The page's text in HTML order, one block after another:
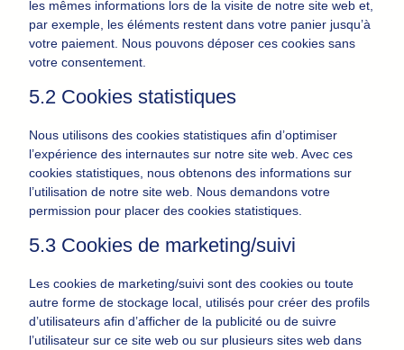
les mêmes informations lors de la visite de notre site web et,
par exemple, les éléments restent dans votre panier jusqu’à
votre paiement. Nous pouvons déposer ces cookies sans
votre consentement.
5.2 Cookies statistiques
Nous utilisons des cookies statistiques afin d’optimiser
l’expérience des internautes sur notre site web. Avec ces
cookies statistiques, nous obtenons des informations sur
l’utilisation de notre site web. Nous demandons votre
permission pour placer des cookies statistiques.
5.3 Cookies de marketing/suivi
Les cookies de marketing/suivi sont des cookies ou toute
autre forme de stockage local, utilisés pour créer des profils
d’utilisateurs afin d’afficher de la publicité ou de suivre
l’utilisateur sur ce site web ou sur plusieurs sites web dans